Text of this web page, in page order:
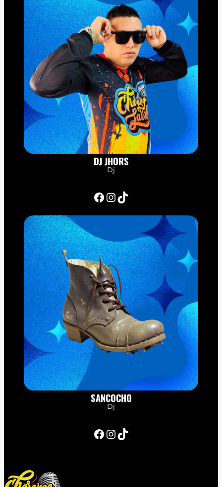
DJ JHORS
Dj
Facebook InstagramTikTok
SANCOCHO
Dj
Facebook InstagramTikTok